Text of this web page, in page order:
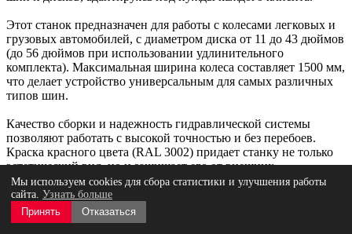
Этот станок предназначен для работы с колесами легковых и
грузовых автомобилей, с диаметром диска от 11 до 43 дюймов
(до 56 дюймов при использовании удлинительного
комплекта). Максимальная ширина колеса составляет 1500 мм,
что делает устройство универсальным для самых различных
типов шин.
Качество сборки и надежность гидравлической системы
позволяют работать с высокой точностью и без перебоев.
Краска красного цвета (RAL 3002) придает станку не только
эстетический вид, но и защищает его от внешних
воздействий. Этот станок – идеальное решение для
автосервисов, обеспечивающих быстрое и качественное
обслуживание.
Min диаметр обода колеса, дюйм
Мы используем cookies для сбора статистики и улучшения работы
сайта. Узнать больше
Принять
Отказаться